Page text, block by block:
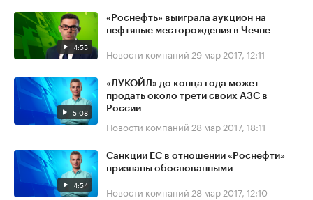
4:55
«Роснефть» выиграла аукцион на
нефтяные месторождения в Чечне
Новости компаний 29 мар 2017, 12:11
5:08
«ЛУКОЙЛ» до конца года может
продать около трети своих АЗС в
России
Новости компаний 28 мар 2017, 18:11
4:54
Санкции ЕС в отношении «Роснефти»
признаны обоснованными
Новости компаний 28 мар 2017, 12:10